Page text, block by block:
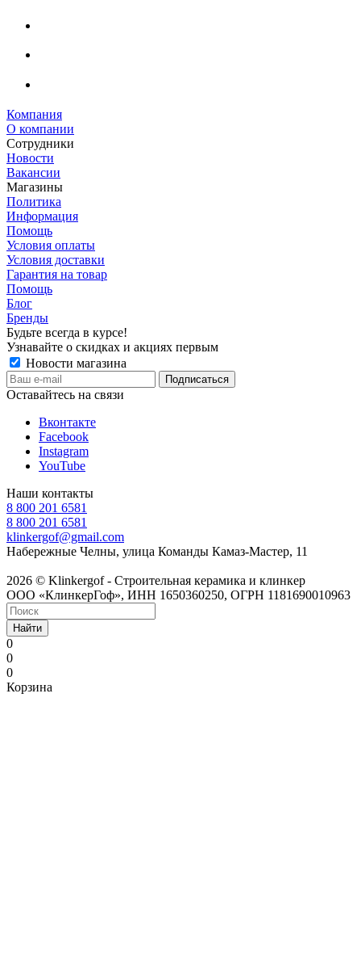
Компания
О компании
Сотрудники
Новости
Вакансии
Магазины
Политика
Информация
Помощь
Условия оплаты
Условия доставки
Гарантия на товар
Помощь
Блог
Бренды
Будьте всегда в курсе!
Узнавайте о скидках и акциях первым
Новости магазина
Оставайтесь на связи
Вконтакте
Facebook
Instagram
YouTube
Наши контакты
8 800 201 6581
8 800 201 6581
klinkergof@gmail.com
Набережные Челны, улица Команды Камаз-Мастер, 11
2026 © Klinkergof - Строительная керамика и клинкер
ООО «КлинкерГоф», ИНН 1650360250, ОГРН 1181690010963
Найти
0
0
0
Корзина